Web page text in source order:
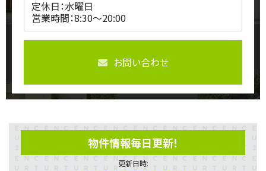
定休日：水曜日
営業時間：8:30～20:00
お問い合わせ
物件情報毎日更新！
更新日時: